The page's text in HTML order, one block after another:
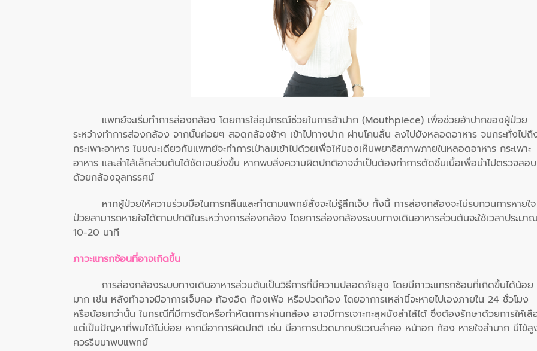
แพทย์จะเริ่มทำการส่องกล้อง โดยการใส่อุปกรณ์ช่วยในการอ้าปาก (Mouthpiece) เพื่อช่วยอ้าปากของผู้ป่วย
ระหว่างทำการส่องกล้อง จากนั้นค่อยๆ สอดกล้องช้าๆ เข้าไปทางปาก ผ่านโคนลิ้น ลงไปยังหลอดอาหาร จนกระทั่งไปถึ
กระเพาะอาหาร ในขณะเดียวกันแพทย์จะทำการเป่าลมเข้าไปด้วยเพื่อให้มองเห็นพยาธิสภาพภายในหลอดอาหาร กระเพาะ
อาหาร และลำไส้เล็กส่วนต้นได้ชัดเจนยิ่งขึ้น หากพบสิ่งความผิดปกติอาจจำเป็นต้องทำการตัดชิ้นเนื้อเพื่อนำไปตรวจสอบ
ด้วยกล้องจุลทรรศน์
หากผู้ป่วยให้ความร่วมมือในการกลืนและทำตามแพทย์สั่งจะไม่รู้สึกเจ็บ ทั้งนี้ การส่องกล้องจะไม่รบกวนการหายใ
ป่วยสามารถหายใจได้ตามปกติในระหว่างการส่องกล้อง โดยการส่องกล้องระบบทางเดินอาหารส่วนต้นจะใช้เวลาประมา
10-20 นาที
ภาวะแทรกซ้อนที่อาจเกิดขึ้น
การส่องกล้องระบบทางเดินอาหารส่วนต้นเป็นวิธีการที่มีความปลอดภัยสูง โดยมีภาวะแทรกซ้อนที่เกิดขึ้นได้น้อย
มาก เช่น หลังทำอาจมีอาการเจ็บคอ ท้องอืด ท้องเฟ้อ หรือปวดท้อง โดยอาการเหล่านี้จะหายไปเองภายใน 24 ชั่วโมง
หรือน้อยกว่านั้น ในกรณีที่มีการตัดหรือทำหัตถการผ่านกล้อง อาจมีการเจาะทะลุผนังลำไส้ได้ ซึ่งต้องรักษาด้วยการให้เ
แต่เป็นปัญหาที่พบได้ไม่บ่อย หากมีอาการผิดปกติ เช่น มีอาการปวดมากบริเวณลำคอ หน้าอก ท้อง หายใจลำบาก มีไข้สู
ควรรีบมาพบแพทย์